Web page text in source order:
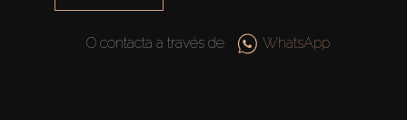
O contacta a través de WhatsApp